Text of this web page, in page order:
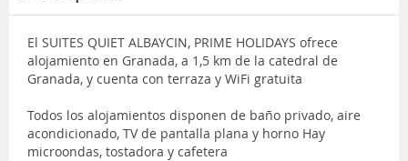
El SUITES QUIET ALBAYCIN, PRIME HOLIDAYS ofrece
alojamiento en Granada, a 1,5 km de la catedral de
Granada, y cuenta con terraza y WiFi gratuita
Todos los alojamientos disponen de baño privado, aire
acondicionado, TV de pantalla plana y horno Hay
microondas, tostadora y cafetera